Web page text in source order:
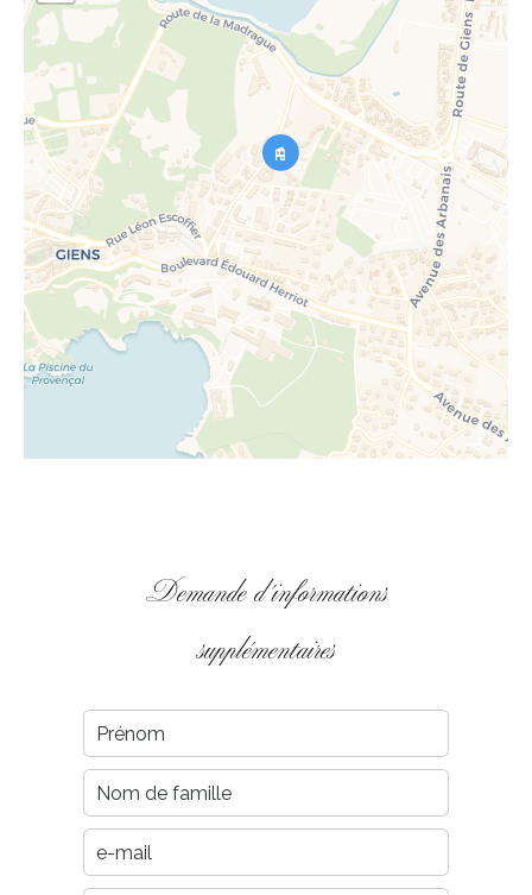
Demande d'informations
supplémentaires